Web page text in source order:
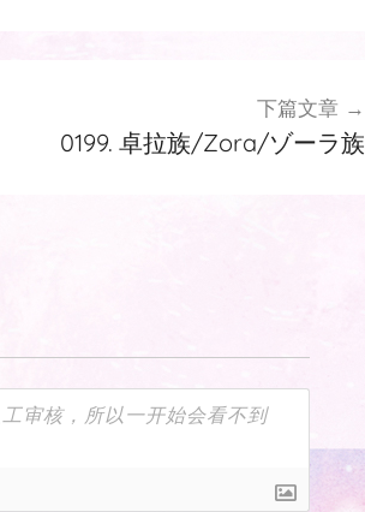
下篇文章
0199. 卓拉族/Zora/ゾーラ族